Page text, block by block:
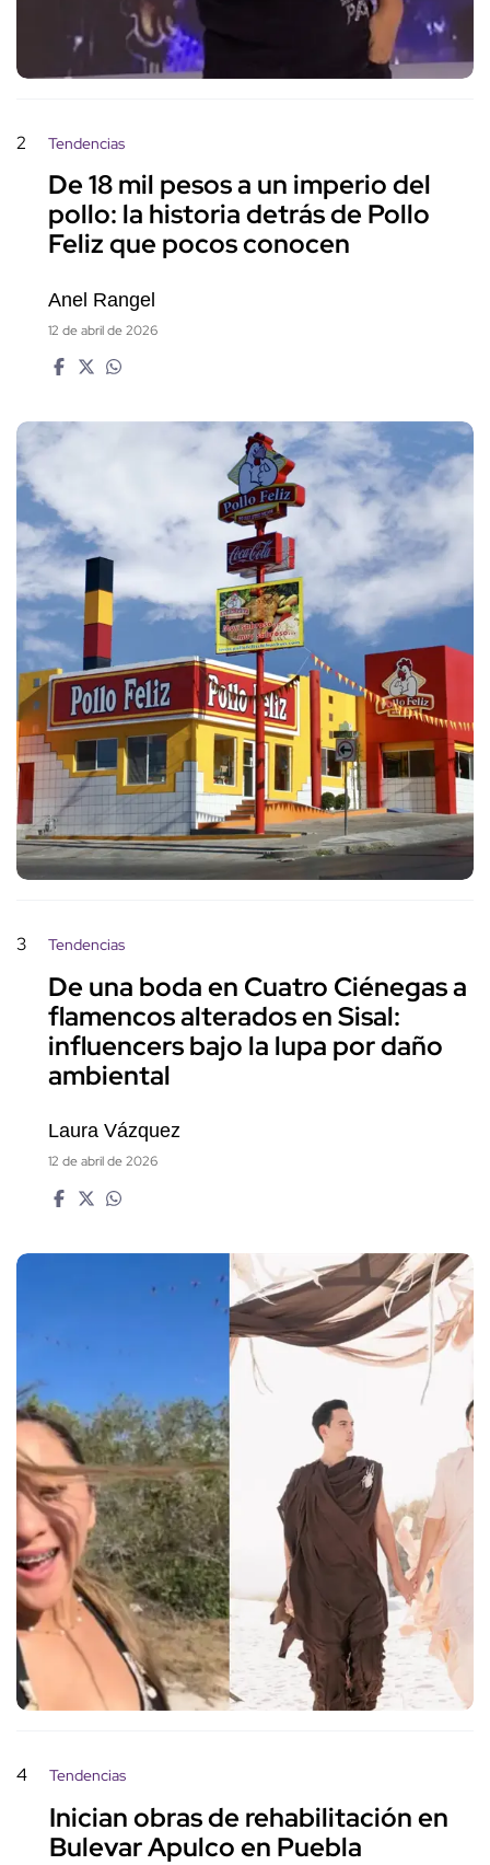
2 Tendencias
De 18 mil pesos a un imperio del
pollo: la historia detrás de Pollo
Feliz que pocos conocen
Anel Rangel
12 de abril de 2026
3 Tendencias
De una boda en Cuatro Ciénegas a
flamencos alterados en Sisal:
influencers bajo la lupa por daño
ambiental
Laura Vázquez
12 de abril de 2026
4 Tendencias
Inician obras de rehabilitación en
Bulevar Apulco en Puebla